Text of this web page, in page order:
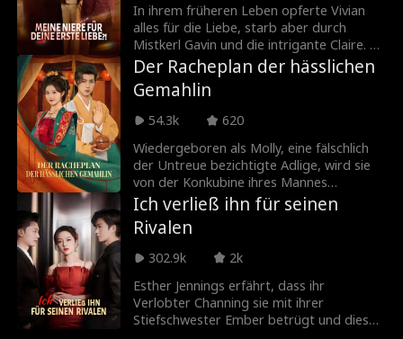
In ihrem früheren Leben opferte Vivian
alles für die Liebe, starb aber durch
Mistkerl Gavin und die intrigante Claire. An
ihrem Hochzeitstag wiedergeboren,
vereitelt sie Gavins Plan, ihr Vermögen zu
stehlen, und offenbart sich als Chefin der
Cloud Group. Gavin tobt, doch der von
ihm beleidigte Ian entpuppt sich als
überaus mächtig. Vivian und Ian
verbünden sich, schlagen ihre Feinde in
die Flucht und finden zueinander.
Der Racheplan der hässlichen
Gemahlin
54.3k
620
Wiedergeboren als Molly, eine fälschlich
der Untreue bezichtigte Adlige, wird sie
von der Konkubine ihres Mannes
vergiftet. Als jedoch eine moderne
Wissenschaftlerin in Mollys Körper
erwacht, ändert sich alles. Mit
Wissenschaft und Rachedurst plant Molly,
die Kontrolle zurückzugewinnen, sich vom
kalten Prinzen Yale scheiden zu lassen und
ihre Verräter büßen zu lassen. Mit dem
Kaiserpaar auf ihrer Seite greift sie nach
Ich verließ ihn für seinen
Rivalen
302.9k
2k
Esther Jennings erfährt, dass ihr
Verlobter Channing sie mit ihrer
Stiefschwester Ember betrügt und diese